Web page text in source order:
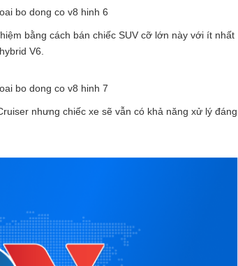
bằng cách bán chiếc SUV cỡ lớn này với ít nhất
V6.
nhưng chiếc xe sẽ vẫn có khả năng xử lý đáng